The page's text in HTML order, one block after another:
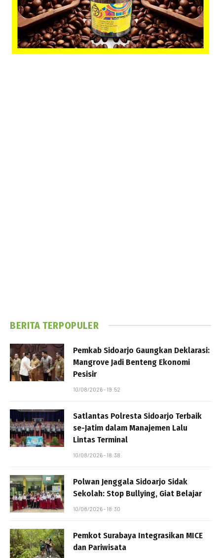
BERITA TERPOPULER
Pemkab Sidoarjo Gaungkan Deklarasi:
Mangrove Jadi Benteng Ekonomi
Pesisir
10/08/2026 - 19:52
Satlantas Polresta Sidoarjo Terbaik
se-Jatim dalam Manajemen Lalu
Lintas Terminal
10/08/2026 - 18:38
Polwan Jenggala Sidoarjo Sidak
Sekolah: Stop Bullying, Giat Belajar
10/08/2026 - 18:30
Pemkot Surabaya Integrasikan MICE
dan Pariwisata